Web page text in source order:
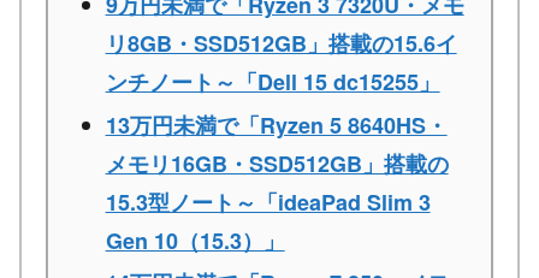
リ8GB・SSD512GB」搭載の15.6イ
ンチノート～「Dell 15 dc15255」
13万円未満で「Ryzen 5 8640HS・
メモリ16GB・SSD512GB」搭載の
15.3型ノート～「ideaPad Slim 3
Gen 10（15.3）」